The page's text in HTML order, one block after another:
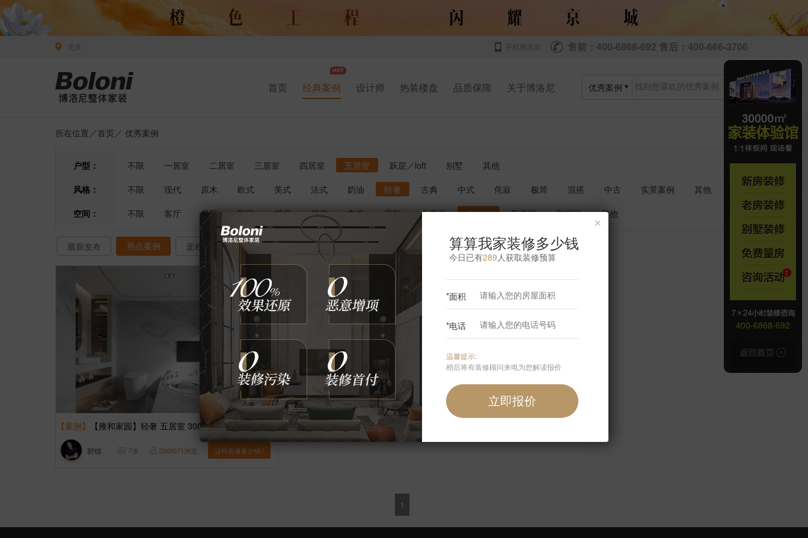
×
手机博洛尼 售前：400-6868-692 售后：400-666-3706
首页 经典案例 设计师 热装楼盘 品质保障 关于博洛尼 优秀案例
所在位置／首页 ／ 优秀案例
户型： 不限 一居室 二居室 三居室 四居室 五居室 跃层／loft 别墅
其他
风格：
不限 现代 原木 欧式 美式 法式 奶油 轻奢 古典 中式 侘寂 极简 混搭 中古 实景案例
其他
空间：
不限 客厅 餐厅 卧室 书房 厨房 玄关 庭院 儿童房 卫生间 影音室 衣帽间 其他
最新发布 热点案例 面积排序 共1套 1
【案例】 【雍和家园】轻奢 五居室 300㎡
郭镭 7张 2569071浏览 这样装修多少钱?
1
400-6868-692
×
算算我家装修多少钱
今日已有289 人获取装修预算
*面积
*电话
温馨提示:
稍后将有装修顾问来电为您解读报价